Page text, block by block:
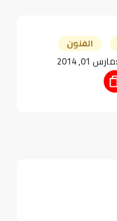
الفنون
مارس 01, 2014